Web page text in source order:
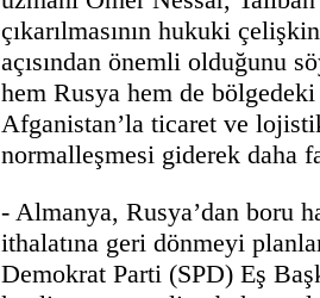
çıkarılmasının hukuki
açısından önemli olduğunu
hem Rusya hem de
Afganistan’la ticaret ve
normalleşmesi giderek daha
- Almanya, Rusya’dan boru
ithalatına geri dönmeyi
Demokrat Parti (SPD) Eş